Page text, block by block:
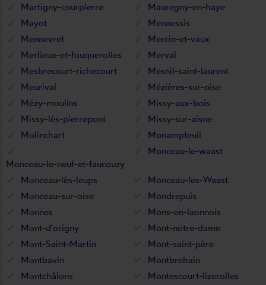
Martigny-courpierre
Mauregny-en-haye
Mayot
Mennessis
Mennevret
Mercin-et-vaux
Merlieux-et-fouquerolles
Merval
Mesbrecourt-richecourt
Mesnil-saint-laurent
Meurival
Mézières-sur-oise
Mézy-moulins
Missy-aux-bois
Missy-lès-pierrepont
Missy-sur-aisne
Molinchart
Monampteuil
Monceau-le-neuf-et-faucouzy
Monceau-le-waast
Monceau-lès-leups
Monceau-les-Waast
Monceau-sur-oise
Mondrepuis
Monnes
Mons-en-laonnois
Mont-d'origny
Mont-notre-dame
Mont-Saint-Martin
Mont-saint-père
Montbavin
Montbrehain
Montchâlons
Montescourt-lizerolles